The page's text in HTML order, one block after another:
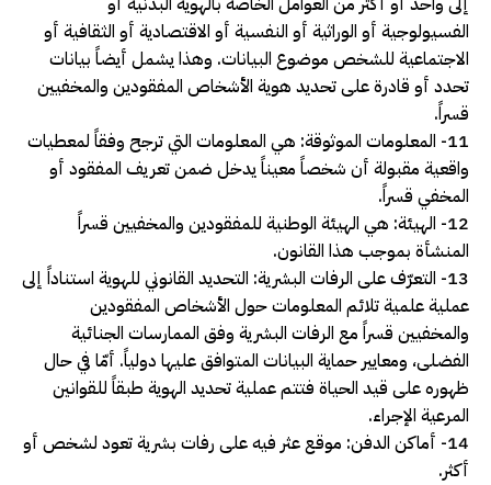
الفسيولوجية أو الوراثية أو النفسية أو الاقتصادية أو الثقافية أو
الاجتماعية للشخص موضوع البيانات. وهذا يشمل أيضاً بيانات
تحدد أو قادرة على تحديد هوية الأشخاص المفقودين والمخفيين
قسراً.
11- المعلومات الموثوقة: هي المعلومات التي ترجح وفقاً لمعطيات
واقعية مقبولة أن شخصاً معيناً يدخل ضمن تعريف المفقود أو
المخفي قسراً.
12- الهيئة: هي الهيئة الوطنية للمفقودين والمخفيين قسراً
المنشأة بموجب هذا القانون.
13- التعرّف على الرفات البشرية: التحديد القانوني للهوية استناداً إلى
عملية علمية تلائم المعلومات حول الأشخاص المفقودين
والمخفيين قسراً مع الرفات البشرية وفق الممارسات الجنائية
الفضلى، ومعايير حماية البيانات المتوافق عليها دولياً. أمّا في حال
ظهوره على قيد الحياة فتتم عملية تحديد الهوية طبقاً للقوانين
المرعية الإجراء.
14- أماكن الدفن: موقع عثر فيه على رفات بشرية تعود لشخص أو
أكثر.